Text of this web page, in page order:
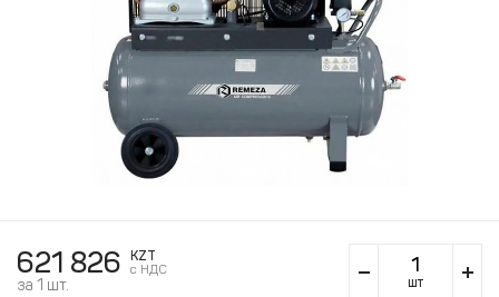
621 826
KZT
c НДС
за 1 шт. шт